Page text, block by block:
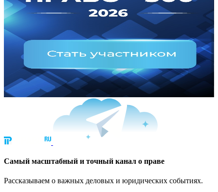
Cамый масштабный и точный канал о праве
Рассказываем о важных деловых и юридических событиях.